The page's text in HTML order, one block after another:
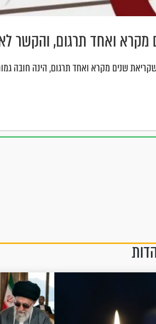
מקרא ואחד תרגום, והקשר
שנים מקרא ואחד תרגום, הינה חובה